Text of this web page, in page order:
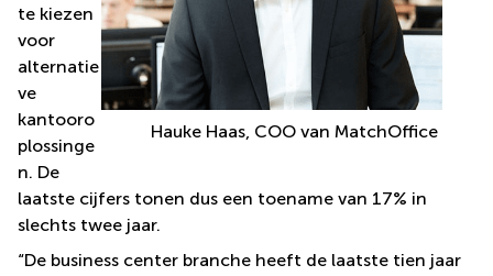
Hauke Haas, COO van MatchOffice
te kiezen
voor
alternatie
ve
kantooro
plossinge
n. De
laatste cijfers tonen dus een toename van 17% in
slechts twee jaar.
“De business center branche heeft de laatste tien jaar